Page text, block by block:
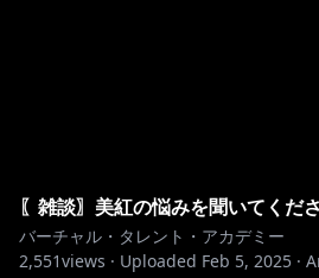
〖雑談〗美紅の悩みを聞いてくだ
バーチャル・タレント・アカデミー
2,551views · Uploaded Feb 5, 2025 ·